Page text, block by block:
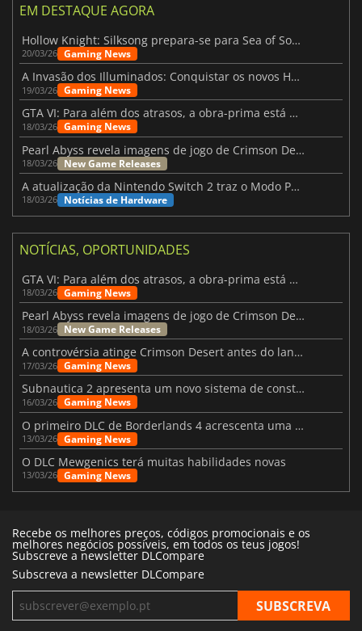
EM DESTAQUE AGORA
Hollow Knight: Silksong prepara-se para Sea of Sorrow com um patch
20/03/26 Gaming News
A Invasão dos Illuminados: Conquistar os novos Helldivers 2 Atualização!
19/03/26 Gaming News
GTA VI: Para além dos atrasos, a obra-prima está quase a chegar
18/03/26 Gaming News
Pearl Abyss revela imagens de jogo de Crimson Desert para a PS5
18/03/26 New Game Releases
A atualização da Nintendo Switch 2 traz o Modo Portátil aos jogos mais antigos da Switch
18/03/26 Notícias de Hardware
NOTÍCIAS, OPORTUNIDADES
GTA VI: Para além dos atrasos, a obra-prima está quase a chegar
18/03/26 Gaming News
Pearl Abyss revela imagens de jogo de Crimson Desert para a PS5
18/03/26 New Game Releases
A controvérsia atinge Crimson Desert antes do lançamento
17/03/26 Gaming News
Subnautica 2 apresenta um novo sistema de construção de bases
16/03/26 Gaming News
O primeiro DLC de Borderlands 4 acrescenta uma nova personagem e muito mais
13/03/26 Gaming News
O DLC Mewgenics terá muitas habilidades novas
13/03/26 Gaming News
Recebe os melhores preços, códigos promocionais e os
melhores negócios possíveis, em todos os teus jogos!
Subscreve a newsletter DLCompare
Subscreva a newsletter DLCompare